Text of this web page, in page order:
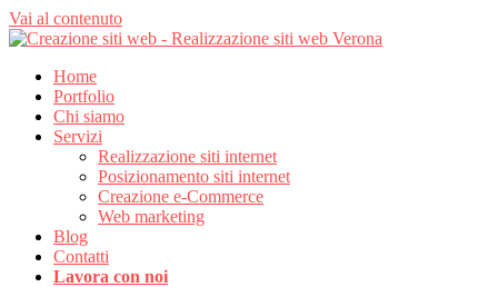
Vai al contenuto
Home
Portfolio
Chi siamo
Servizi
Realizzazione siti internet
Posizionamento siti internet
Creazione e-Commerce
Web marketing
Blog
Contatti
Lavora con noi